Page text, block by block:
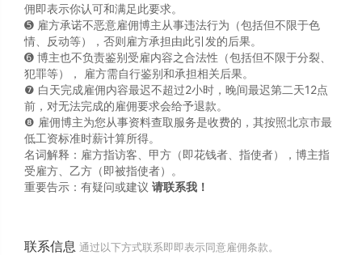
佣即表示你认可和满足此要求。
➎ 雇方承诺不恶意雇佣博主从事违法行为（包括但不限于色
情、反动等），否则雇方承担由此引发的后果。
➏️ 博主也不负责鉴别受雇内容之合法性（包括但不限于分裂、
犯罪等）， 雇方需自行鉴别和承担相关后果。
❼ 白天完成雇佣内容最迟不超过2小时，晚间最迟第二天12点
前，对无法完成的雇佣要求会给予退款。
❽ 雇佣博主为您从事资料查取服务是收费的，其按照北京市最
低工资标准时薪计算所得。
名词解释：雇方指访客、甲方（即花钱者、指使者），博主指
受雇方、乙方（即被指使者）。
重要告示：有疑问或建议 请联系我！
联系信息 通过以下方式联系即即表示同意雇佣条款。